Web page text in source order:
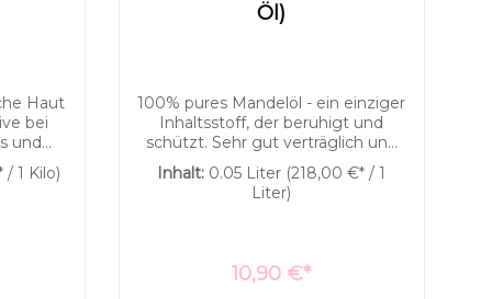
Haut
bei
und
me
die
/ 1 Kilo)
Öl)
100% pures Mandelöl - ein einziger
Inhaltsstoff, der beruhigt und
schützt. Sehr gut verträglich und
eine ideale Basispflege. Großes
Fettsäurespektrum | reichhaltiges
MassageölKaltgepresst | aus
Inhalt: 0.05 Liter (218,00 €* / 1
Liter)
10,90 €*
Niedrige Sättigung Hohe Sättigung